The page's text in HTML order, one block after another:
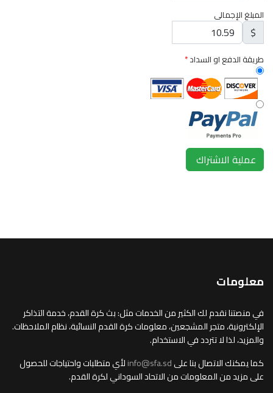
المبلغ الإجمالي
$
طريقة الدفع او السداد*
معلومات
في منصتنا نقدم لك الكثير من الخدمات مثل: بث كرة القدم، خدمة التذاكر
الإلكترونية، متجر المشجعين، معلومات كرة القدم النسائية، نظام الملاحظات.
والمزيد، لذا لا تتردد في الاستخدام.
كما يمكنك الاتصال بنا علىinfo@sfa.sdلأي متطلبات واحتياجات للحصول
على مزيد من المعلومات من الاتحاد السوداني لكرة القدم.